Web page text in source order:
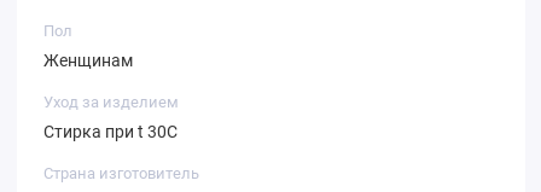
Пол
Женщинам
Уход за изделием
Стирка при t 30С
Страна изготовитель